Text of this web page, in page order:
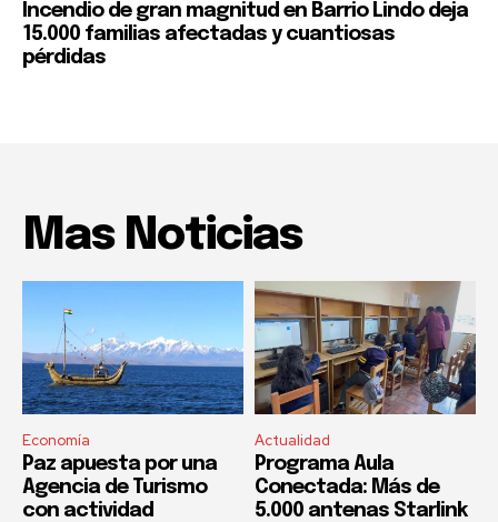
Incendio de gran magnitud en Barrio Lindo deja
15.000 familias afectadas y cuantiosas
pérdidas
Mas Noticias
Economía
Paz apuesta por una
Agencia de Turismo
con actividad
Actualidad
Programa Aula
Conectada: Más de
5.000 antenas Starlink